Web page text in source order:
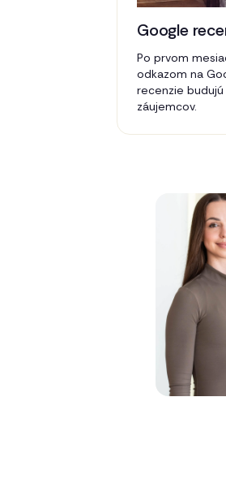
Google
Po prvom
odkazom na
recenzie
záujemcov.